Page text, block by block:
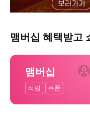
맴버십 혜택받고
맴버십
적립 쿠폰